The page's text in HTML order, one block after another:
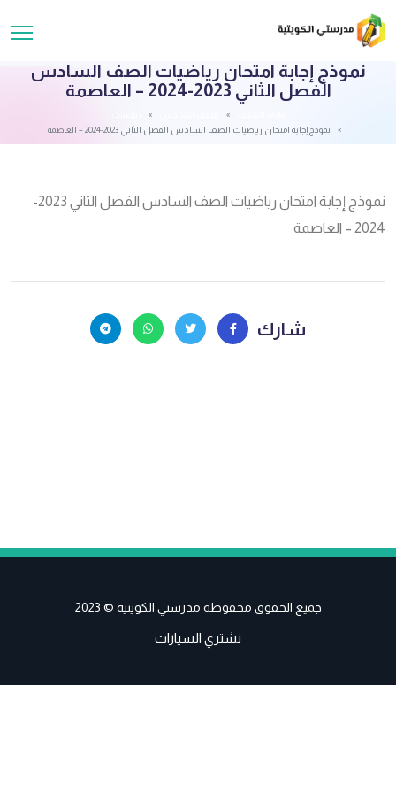
نموذج إجابة امتحان رياضيات الصف السادس
الفصل الثاني 2023-2024 – العاصمة
نموذج إجابة امتحان رياضيات الصف السادس الفصل الثاني 2023-2024 – العاصمة
نموذج إجابة امتحان رياضيات الصف السادس الفصل الثاني 2023-
2024 – العاصمة
شارك
جميع الحقوق محفوظة مدرستي الكويتية © 2023
نشتري السيارات